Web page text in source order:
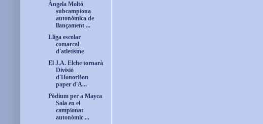
Àngela Moltó
subcampiona
autonòmica de
llançament ...
Lliga escolar
comarcal
d'atletisme
El J.A. Elche tornarà
Divisió
d'HonorBon
paper d'A...
Pòdium per a Mayca
Sala en el
campionat
autonòmic ...